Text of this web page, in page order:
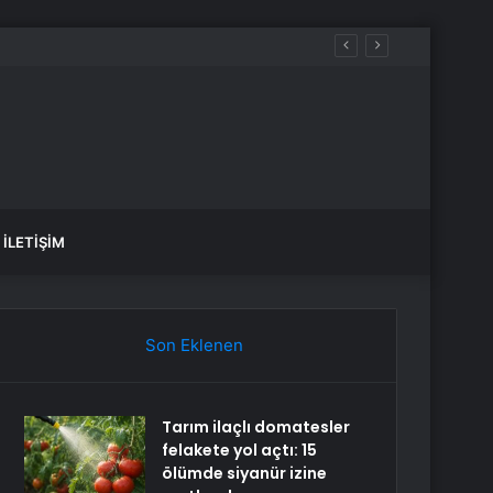
İLETIŞIM
Son Eklenen
Tarım ilaçlı domatesler
felakete yol açtı: 15
ölümde siyanür izine